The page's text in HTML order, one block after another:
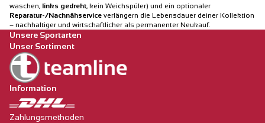
waschen, links gedreht, kein Weichspüler) und ein optionaler
Reparatur-/Nachnähservice verlängern die Lebensdauer deiner Kollektion
– nachhaltiger und wirtschaftlicher als permanenter Neukauf.
Unsere Sportarten
Unser Sortiment
Information
Zahlungsmethoden